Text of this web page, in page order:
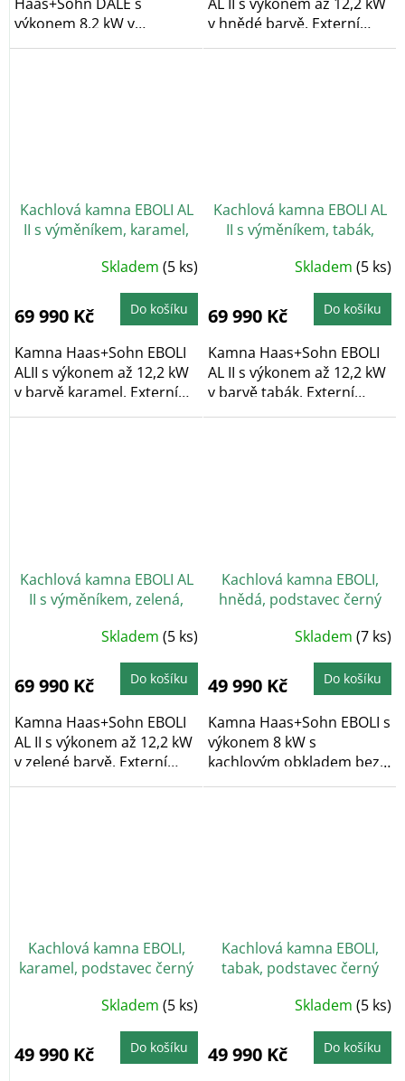
výkonem 8,2 kW v
antracitové barvě s
v hnědé barvě. Externí
přívod...
Kachlová kamna EBOLI AL
II s výměníkem, karamel,
Skladem (5 ks)
69 990 Kč Do košíku
Kamna Haas+Sohn EBOLI
ALII s výkonem až 12,2 kW
v barvě karamel. Externí
přívod...
Kachlová kamna EBOLI AL
II s výměníkem, tabák,
vychlazovací smyčka
Skladem (5 ks)
69 990 Kč Do košíku
Kamna Haas+Sohn EBOLI
AL II s výkonem až 12,2 kW
v barvě tabák. Externí
přívod...
Kachlová kamna EBOLI AL
II s výměníkem, zelená,
Skladem (5 ks)
69 990 Kč Do košíku
Kamna Haas+Sohn EBOLI
AL II s výkonem až 12,2 kW
v zelené barvě. Externí
přívod...
Kachlová kamna EBOLI,
hnědá, podstavec černý
Skladem (7 ks)
49 990 Kč Do košíku
Kamna Haas+Sohn EBOLI s
výkonem 8 kW s
kachlovým obkladem bez
dekoru v hnědé...
Kachlová kamna EBOLI,
karamel, podstavec černý
Skladem (5 ks)
49 990 Kč Do košíku
Kachlová kamna EBOLI,
tabak, podstavec černý
Skladem (5 ks)
49 990 Kč Do košíku